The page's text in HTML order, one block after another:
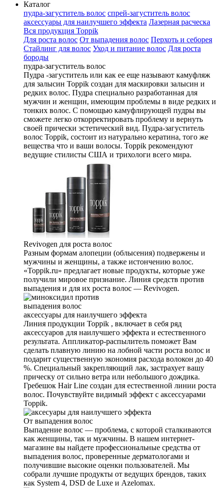
Каталог
пудра-загуститель волос спрей-загуститель волос
аксеcсуары для наилучшего эффекта Лазерная расческа
Вся продукция Toppik
Для роста волос От выпадения волос Перхоть и себорея
Стайлинг для волос Уход и питание волос Для роста
бороды
пудра-загуститель волос
Пудра -загуститель или как ее еще называют камуфляж
для залысин Toppik создан для маскировки залысин и
редких волос. Пудра специально разработанная для
мужчин и женщин, имеющим проблемы в виде редких и
тонких волос. С помощью камуфлирующей пудры вы
сможете легко откорректировать проблему и вернуть
своей прически эстетический вид. Пудра-загуститель
волос Toppik, состоит из натурально кератина, того же
вещества что и ваши волосы. Toppik рекомендуют
ведущие стилисты США и трихологи всего мира.
Revivogen для роста волос
Разным формам алопеции (облысения) подвержены и
мужчины и женщины, а также истончению волос.
«Toppik.ru» предлагает новые продукты, которые уже
получили мировое признание. Линия средств против
выпадения и для их роста волос — Revivogen.
аксеcсуары для наилучшего эффекта
Линия продукции Toppik , включает в себя ряд
аксессуаров для наилучшего эффекта и естественного
результата. Аппликатор-распылитель поможет Вам
сделать плавную линию на лобной части роста волос и
подарит существенную экономия расхода волокон до 40
%. Специальный закрепляющий лак, застрахует вашу
прическу от сильно ветра или небольшого дождика.
Гребешок Hair Line создан для естественной линии роста
волос. Почувствуйте видимый эффект с аксессуарами
Toppik.
От выпадения волос
Выпадение волос — проблема, с которой сталкиваются
как женщины, так и мужчины. В нашем интернет-
магазине вы найдете профессиональные средства от
выпадения волос, проверенные дерматологами и
получившие высокие оценки пользователей. Мы
собрали лучшие продукты от ведущих брендов, таких
как System 4, DSD de Luxe и Azelomax.